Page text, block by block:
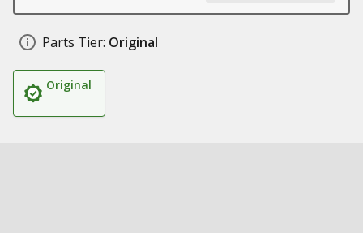
Parts Tier: Original
Original